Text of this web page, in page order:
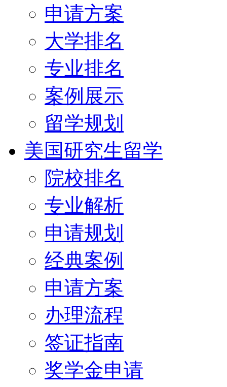
申请方案
大学排名
专业排名
案例展示
留学规划
美国研究生留学
院校排名
专业解析
申请规划
经典案例
申请方案
办理流程
签证指南
奖学金申请